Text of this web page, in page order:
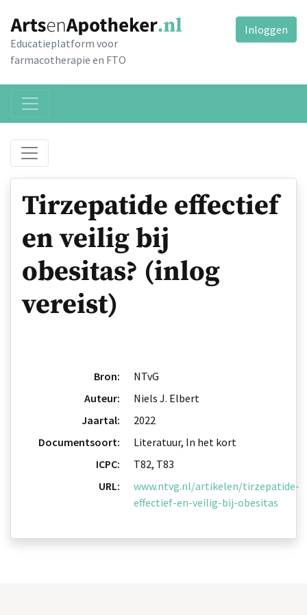
Educatieplatform voor
farmacotherapie en FTO
Inloggen
Tirzepatide effectief
en veilig bij
obesitas? (inlog
vereist)
Bron:
NTvG
Auteur:
Niels J. Elbert
Jaartal:
2022
Documentsoort:
Literatuur, In het kort
ICPC:
T82, T83
URL:
www.ntvg.nl/artikelen/tirzepatide-
effectief-en-veilig-bij-obesitas